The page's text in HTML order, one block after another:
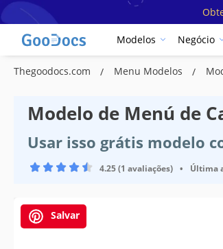
Modelos Negócio
Thegoodocs.com Menu Modelos
Modelo de Menú de
Usar isso grátis modelo
4.25 (1 avaliações) • Última
Salvar